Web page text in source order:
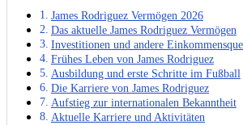
James Rodriguez Vermögen 2026
Das aktuelle James Rodriguez Vermögen
Investitionen und andere
Frühes Leben von James Rodriguez
Ausbildung und erste Schritte im Fußball
Die Karriere von James Rodriguez
Aufstieg zur internationalen Bekanntheit
Aktuelle Karriere und Aktivitäten